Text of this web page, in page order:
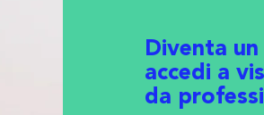
Diventa
accedi a
da